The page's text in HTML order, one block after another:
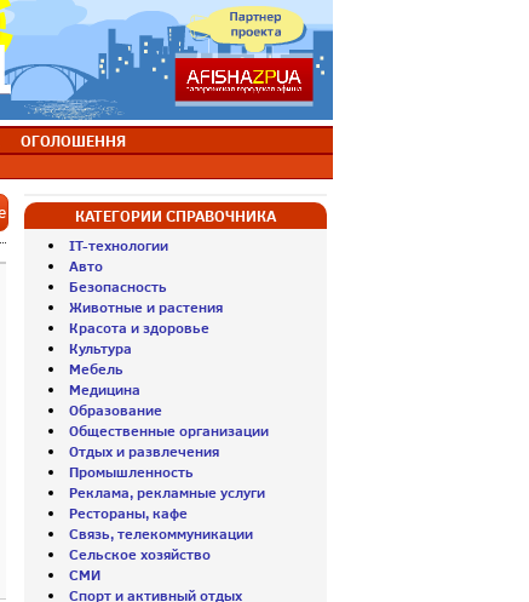
ОГОЛОШЕННЯ
КАТЕГОРИИ СПРАВОЧНИКА
IT-технологии
Авто
Безопасность
Животные и растения
Красота и здоровье
Культура
Мебель
Медицина
Образование
Общественные организации
Отдых и развлечения
Промышленность
Реклама, рекламные услуги
Рестораны, кафе
Связь, телекоммуникации
Сельское хозяйство
СМИ
Спорт и активный отдых